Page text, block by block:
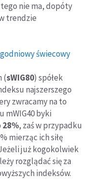
tego nie ma, dopóty
trendzie
świecowy
(sWIG80) spółek
najszerszego
zwracamy na to
mWIG40 byki
28%, zaś w przypadku
% mierząc ich siłę
już kogokolwiek
rozglądać się za
indeksów.